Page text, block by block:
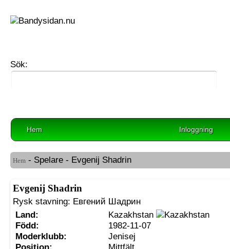
Sök:
Hem Inloggning
Hem - Spelare - Evgenij Shadrin
Evgenij Shadrin
Rysk stavning: Евгений Шадрин
Land:
Kazakhstan
Född:
1982-11-07
Moderklubb:
Jenisej